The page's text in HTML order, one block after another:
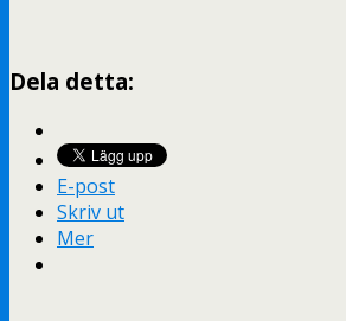
Dela detta:
E-post
Skriv ut
Mer